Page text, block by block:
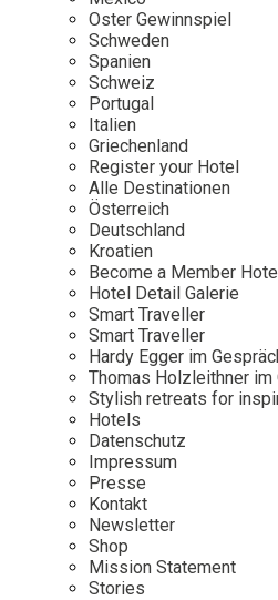
Mexico
Niederlande
Österreich
Portugal
Schweden
Spanien
Schweiz
Persönlichkeiten
Our Story
Career
Kontakt
Impressum
Oster Gewinnspiel
Schweden
Spanien
Schweiz
Portugal
Italien
Griechenland
Register your Hotel
Alle Destinationen
Österreich
Deutschland
Kroatien
Become a Member
Hotel Detail Galerie
Smart Traveller
Smart Traveller
Hardy Egger im
Thomas Holzleithner im
Stylish retreats for
Hotels
Datenschutz
Impressum
Presse
Kontakt
Newsletter
Shop
Mission Statement
Stories